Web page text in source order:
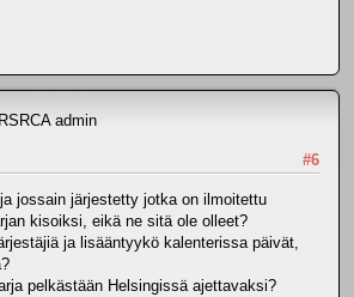
RSRCA admin
#6
jossain järjestetty jotka on ilmoitettu
kisoiksi, eikä ne sitä ole olleet?
ja lisääntyykö kalenterissa päivät,
pelkästään Helsingissä ajettavaksi?